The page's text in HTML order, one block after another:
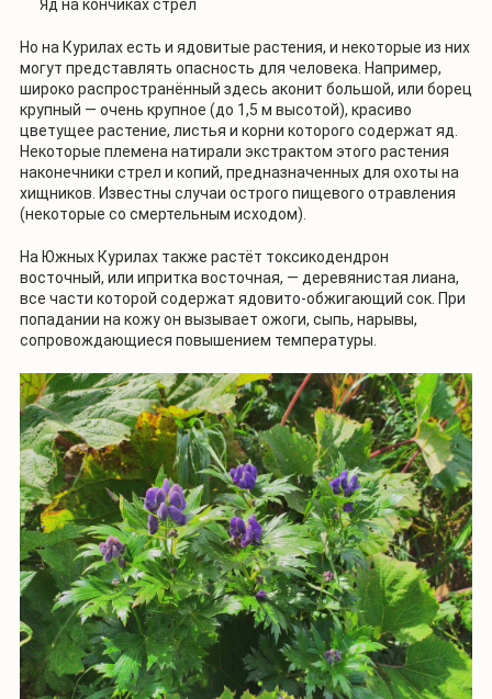
Яд на кончиках стрел
Но на Курилах есть и ядовитые растения, и некоторые из них
могут представлять опасность для человека. Например,
широко распространённый здесь аконит большой, или борец
крупный — очень крупное (до 1,5 м высотой), красиво
цветущее растение, листья и корни которого содержат яд.
Некоторые племена натирали экстрактом этого растения
наконечники стрел и копий, предназначенных для охоты на
хищников. Известны случаи острого пищевого отравления
(некоторые со смертельным исходом).
На Южных Курилах также растёт токсикодендрон
восточный, или ипритка восточная, — деревянистая лиана,
все части которой содержат ядовито-обжигающий сок. При
попадании на кожу он вызывает ожоги, сыпь, нарывы,
сопровождающиеся повышением температуры.